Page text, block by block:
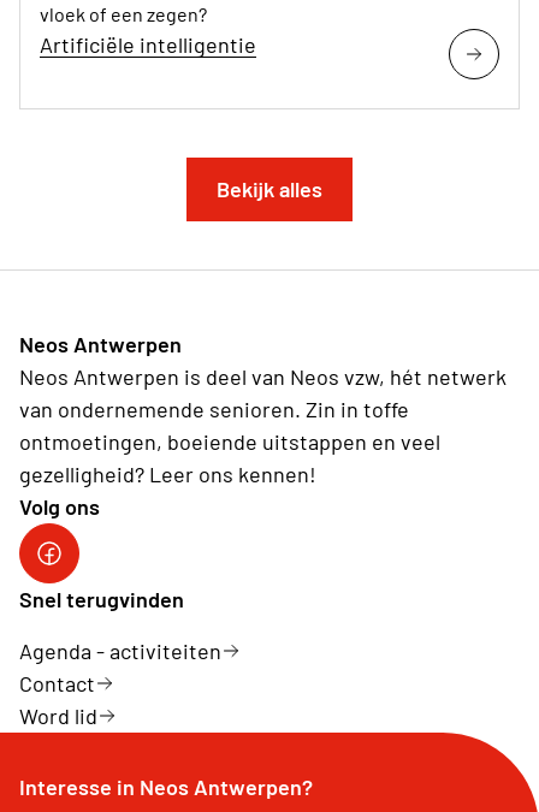
vloek of een zegen?
Artificiële intelligentie
Bekijk alles
Neos Antwerpen
Neos Antwerpen is deel van Neos vzw, hét netwerk
van ondernemende senioren. Zin in toffe
ontmoetingen, boeiende uitstappen en veel
gezelligheid? Leer ons kennen!
Volg ons
Facebookpagina Neos Antwerpen
Snel terugvinden
Agenda - activiteiten
Contact
Word lid
Interesse in Neos Antwerpen?